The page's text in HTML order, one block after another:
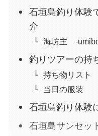
石垣島釣り体験
介
海坊主 -
釣りツアーの持
持ち物リスト
当日の服装
石垣島釣り体験
石垣島サンセッ